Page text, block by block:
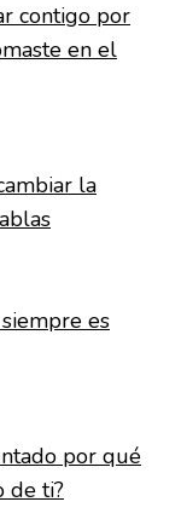
contigo por
en el
la
es
por qué
de ti?